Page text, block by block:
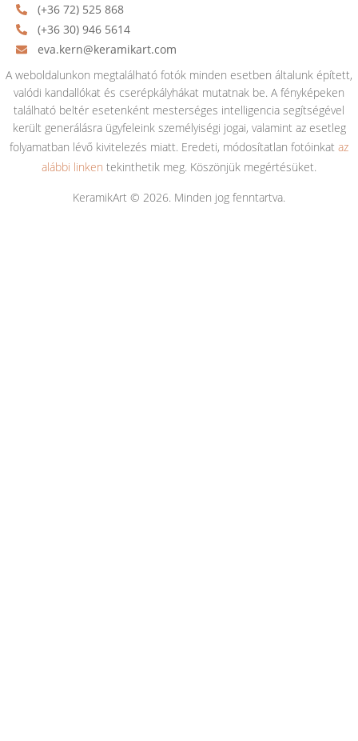
(+36 72) 525 868
(+36 30) 946 5614
eva.kern@keramikart.com
A weboldalunkon megtalálható fotók minden esetben általunk épített,
valódi kandallókat és cserépkályhákat mutatnak be. A fényképeken
található beltér esetenként mesterséges intelligencia segítségével
került generálásra ügyfeleink személyiségi jogai, valamint az esetleg
folyamatban lévő kivitelezés miatt. Eredeti, módosítatlan fotóinkat az
alábbi linken tekinthetik meg. Köszönjük megértésüket.
KeramikArt © 2026. Minden jog fenntartva.